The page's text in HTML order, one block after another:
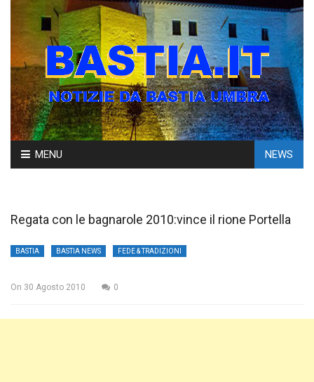
Skip
to
MENU NEWS
Regata con le bagnarole 2010:vince il rione Portella
BASTIA BASTIA NEWS FEDE & TRADIZIONI
On 30 Agosto 2010 0